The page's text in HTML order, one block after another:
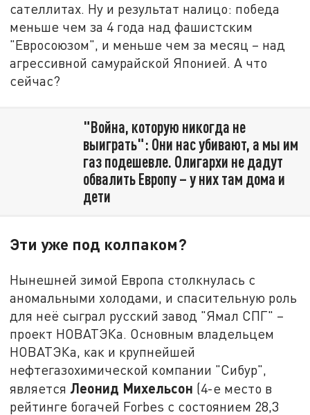
сателлитах. Ну и результат налицо: победа
меньше чем за 4 года над фашистским
"Евросоюзом", и меньше чем за месяц – над
агрессивной самурайской Японией. А что
сейчас?
"Война, которую никогда не
выиграть": Они нас убивают, а мы им
газ подешевле. Олигархи не дадут
обвалить Европу – у них там дома и
дети
Эти уже под колпаком?
Нынешней зимой Европа столкнулась с
аномальными холодами, и спасительную роль
для неё сыграл русский завод "Ямал СПГ" –
проект НОВАТЭКа. Основным владельцем
НОВАТЭКа, как и крупнейшей
нефтегазохимической компании "Сибур",
является Леонид Михельсон (4-е место в
рейтинге богачей Forbes с состоянием 28,3